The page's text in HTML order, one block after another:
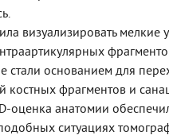
визуализировать
стали основанием для
костных фрагментов и
анатомии
ситуациях